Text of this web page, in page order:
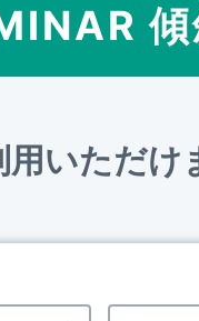
傾
いただけ